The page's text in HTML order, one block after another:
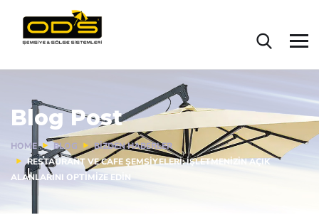
Blog Post
HOME BLOG
BIZDEN HABERLER
RESTAURANT VE CAFE ŞEMSIYELERI: İŞLETMENIZIN AÇIK
ALANLARINI OPTIMIZE EDIN